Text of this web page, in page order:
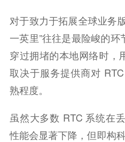
对于致力于拓展全球业务
一英里”往往是最险峻的
穿过拥堵的本地网络时，
取决于服务提供商对
熟程度。
虽然大多数 RTC 系统在
性能会显著下降，但即构